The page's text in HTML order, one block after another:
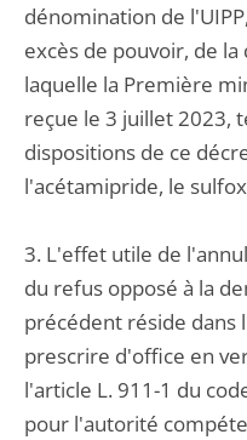
dénomination de
excès de pouvoir, de
laquelle la Première
reçue le 3 juillet 2023,
dispositions de ce
l'acétamipride, le
3. L'effet utile de
du refus opposé à la
précédent réside dans
prescrire d'office en
l'article L. 911-1 du
pour l'autorité